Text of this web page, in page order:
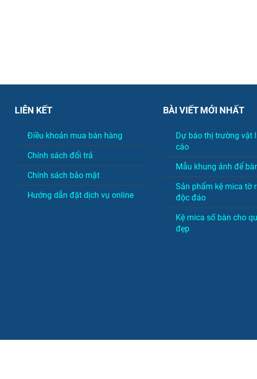
LIÊN KẾT
Điều khoản mua bán hàng
Chính sách đổi trả
Chính sách bảo mật
Hướng dẫn đặt dịch vụ online
BÀI VIẾT MỚI NHẤT
Dự báo thị trường vật
cáo
Mẫu khung ảnh để
Sản phẩm kệ mica tờ
độc đáo
Kệ mica số bàn cho
đẹp